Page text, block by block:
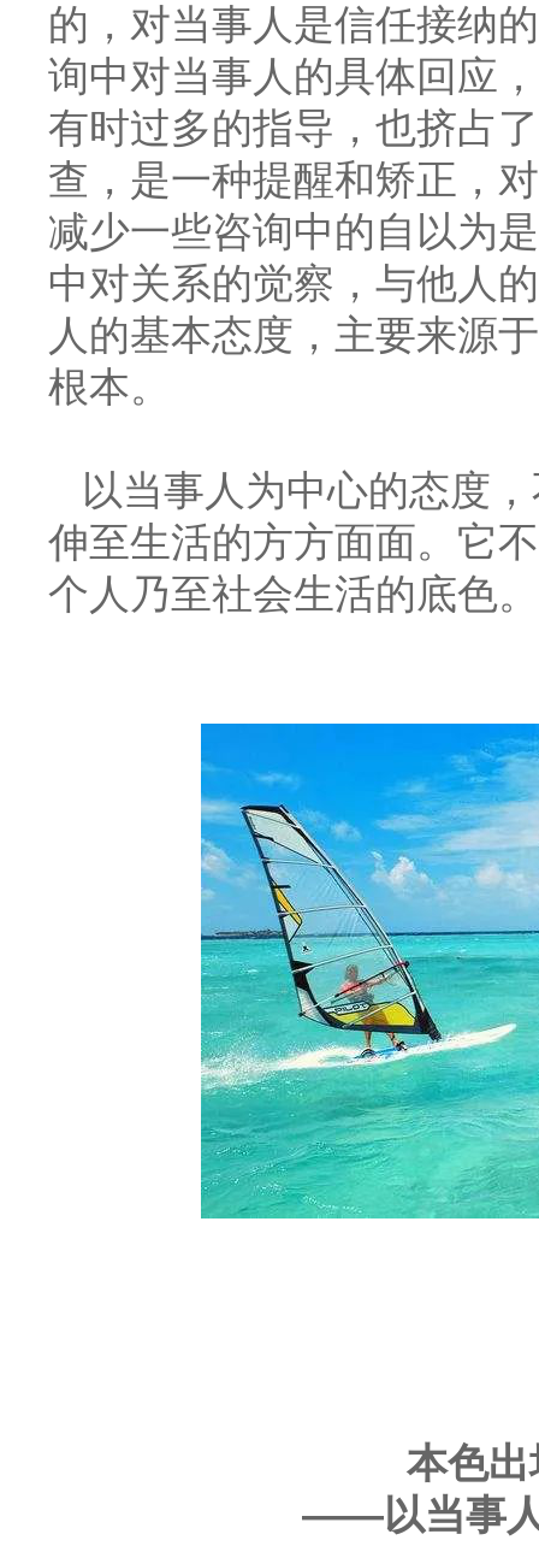
的，对当事人是信任接纳
询中对当事人的具体回应
有时过多的指导，也挤占
查，是一种提醒和矫正，
减少一些咨询中的自以为
中对关系的觉察，与他人
人的基本态度，主要来源
根本。
以当事人为中心的态度
伸至生活的方方面面。它
个人乃至社会生活的底色
本色
——以当事人